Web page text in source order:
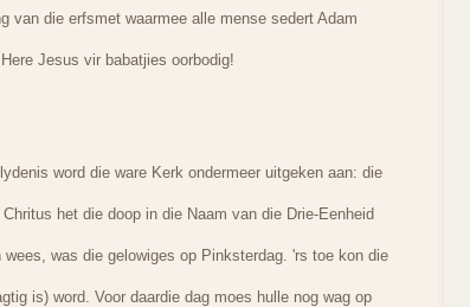
die erfsmet waarmee alle mense sedert Adam
Jesus vir babatjies oorbodig!
word die ware Kerk ondermeer uitgeken aan: die
het die doop in die Naam van die Drie-Eenheid
was die gelowiges op Pinksterdag. 'rs toe kon die
is) word. Voor daardie dag moes hulle nog wag op